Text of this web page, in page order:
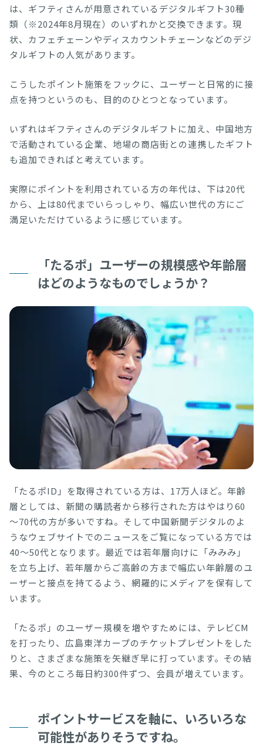
は、ギフティさんが用意されているデジタルギフト30種
類（※2024年8月現在）のいずれかと交換できます。現
状、カフェチェーンやディスカウントチェーンなどのデジ
タルギフトの人気があります。
こうしたポイント施策をフックに、ユーザーと日常的に接
点を持つというのも、目的のひとつとなっています。
いずれはギフティさんのデジタルギフトに加え、中国地方
で活動されている企業、地場の商店街との連携したギフト
も追加できればと考えています。
実際にポイントを利用されている方の年代は、下は20代
から、上は80代までいらっしゃり、幅広い世代の方にご
満足いただけているように感じています。
「たるポ」ユーザーの規模感や年齢層
はどのようなものでしょうか？
「たるポID」を取得されている方は、17万人ほど。年齢
層としては、新聞の購読者から移行された方はやはり60
～70代の方が多いですね。そして中国新聞デジタルのよ
うなウェブサイトでのニュースをご覧になっている方では
40～50代となります。最近では若年層向けに「みみみ」
を立ち上げ、若年層からご高齢の方まで幅広い年齢層のユ
ーザーと接点を持てるよう、網羅的にメディアを保有して
います。
「たるポ」のユーザー規模を増やすためには、テレビCM
を打ったり、広島東洋カープのチケットプレゼントをした
りと、さまざまな施策を矢継ぎ早に打っています。その結
果、今のところ毎日約300件ずつ、会員が増えています。
ポイントサービスを軸に、いろいろな
可能性がありそうですね。